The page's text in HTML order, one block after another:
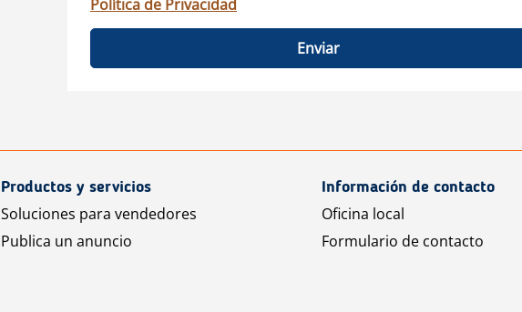
Política de Privacidad
Enviar
Productos y servicios
Soluciones para vendedores
Publica un anuncio
Información de contacto
Oficina local
Formulario de contacto